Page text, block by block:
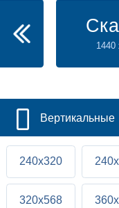
1440
Вертикальные
240x320
320x568